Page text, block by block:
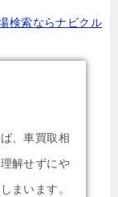
検索ならナビクル
、車買取相
解せずにや
まいます。